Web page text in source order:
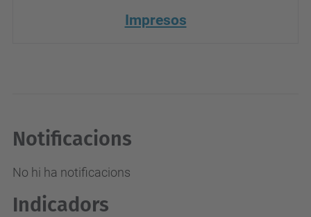
Impresos
Notificacions
No hi ha notificacions
Indicadors